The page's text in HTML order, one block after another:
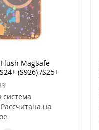
MagSafe
(S926) /S25+
Gold
на